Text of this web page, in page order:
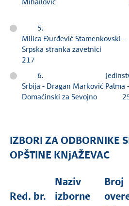
Mihailović
5.
Milica Đurđević Stamenkovski -
Srpska stranka
217
6.
Srbija - Dragan Marković Palma -
Domaćinski za Sevojno
IZBORI ZA ODBORNIKE
OPŠTINE KNjAŽEVAC
Red. br.
Naziv
izborne
Broj